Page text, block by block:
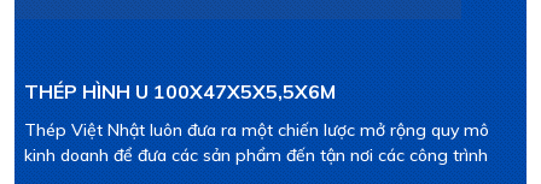
THÉP HÌNH U 100X47X5X5,5X6M
Thép Việt Nhật luôn đưa ra một chiến lược mở rộng quy mô
kinh doanh để đưa các sản phẩm đến tận nơi các công trình